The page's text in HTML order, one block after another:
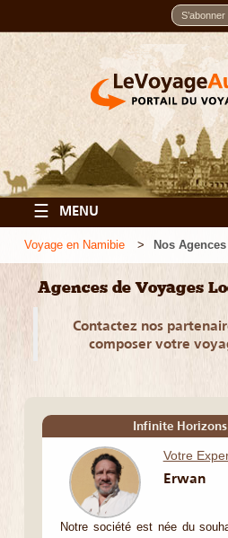
☰ MENU
Voyage en Namibie Nos
Agences de Voyages
Contactez nos
composer votre
Infinite
Votre
Erwan
Notre société est née du